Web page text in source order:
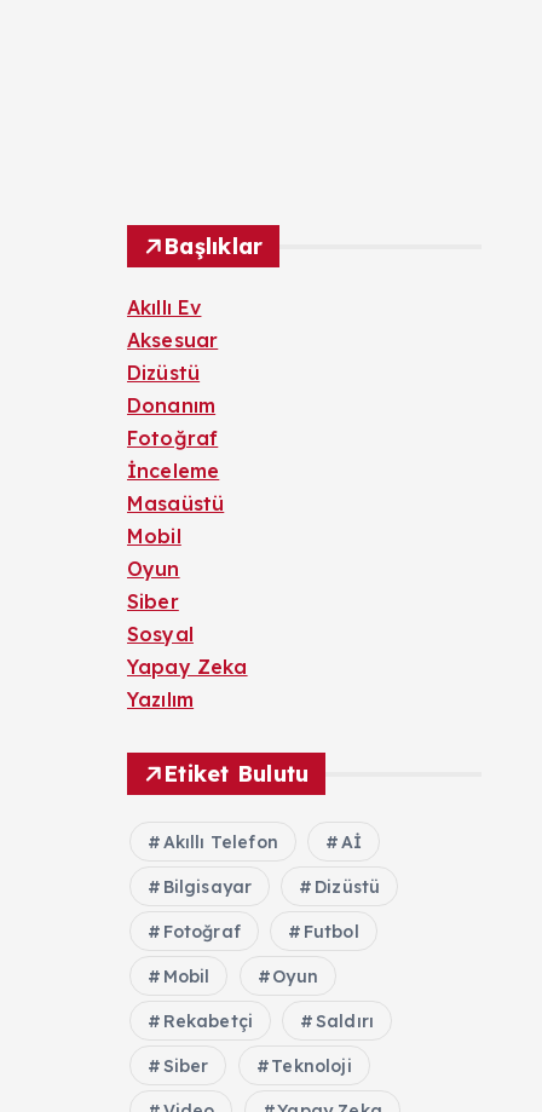
Başlıklar
Akıllı Ev
Aksesuar
Dizüstü
Donanım
Fotoğraf
İnceleme
Masaüstü
Mobil
Oyun
Siber
Sosyal
Yapay Zeka
Yazılım
Etiket Bulutu
Akıllı Telefon Aİ
Bilgisayar Dizüstü
Fotoğraf Futbol
Mobil Oyun
Rekabetçi Saldırı
Siber Teknoloji